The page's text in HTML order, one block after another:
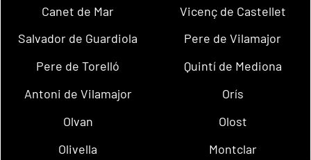
Canet de Mar
Vicenç de Castellet
Salvador de Guardiola
Pere de Vilamajor
Pere de Torelló
Quintí de Mediona
Antoni de Vilamajor
Orís
Olvan
Olost
Olivella
Montclar